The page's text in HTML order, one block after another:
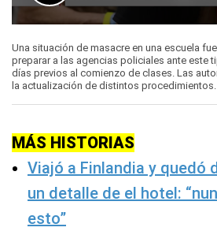
seconds
of
1
minute,
50
seconds
Una situación de masacre en una escuela
preparar a las agencias policiales ante este
días previos al comienzo de clases. Las
la actualización de distintos
MÁS HISTORIAS
Viajó a Finlandia y quedó
un detalle de el hotel:
esto”